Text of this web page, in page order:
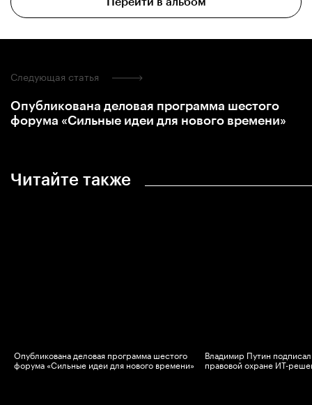
Читайте также
Опубликована деловая программа шестого
форума «Сильные идеи для нового времени»
Владимир Путин
правовой охране ИТ-
Следующая статья
Опубликована деловая программа шестого
форума «Сильные идеи для нового времени»